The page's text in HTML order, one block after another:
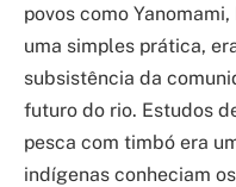
povos como
uma simples prática,
subsistência da
futuro do rio. Estudos
pesca com timbó era
indígenas conheciam